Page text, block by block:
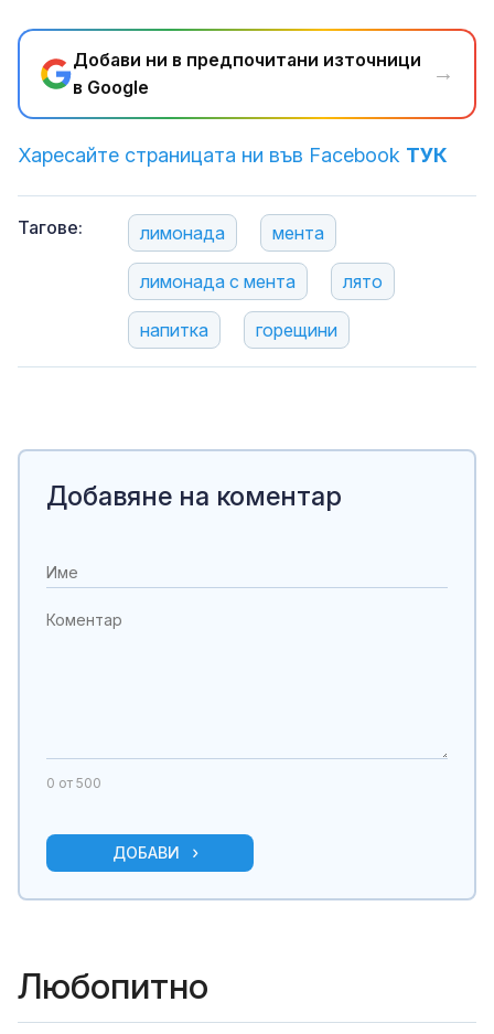
Добави ни в предпочитани източници
в Google
→
Харесайте страницата ни във Facebook ТУК
Тагове: лимонада мента
лимонада с мента лято
напитка горещини
Добавяне на коментар
0 от 500
ДОБАВИ
Любопитно